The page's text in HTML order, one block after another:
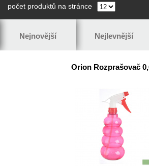
počet produktů na stránce
Nejnovější Nejlevnější
Orion Rozprašovač